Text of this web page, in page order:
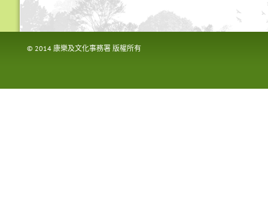
© 2014 康樂及文化事務署 版權所有